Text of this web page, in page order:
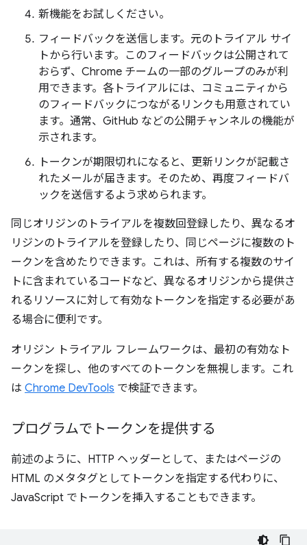
新機能をお試しください。
フィードバックを送信します。元のトライアル サイ
トから行います。このフィードバックは公開されて
おらず、Chrome チームの一部のグループのみが利
用できます。各トライアルには、コミュニティから
のフィードバックにつながるリンクも用意されてい
ます。通常、GitHub などの公開チャンネルの機能が
示されます。
トークンが期限切れになると、更新リンクが記載さ
れたメールが届きます。そのため、再度フィードバ
ックを送信するよう求められます。
同じオリジンのトライアルを複数回登録したり、異なるオ
リジンのトライアルを登録したり、同じページに複数のト
ークンを含めたりできます。これは、所有する複数のサイ
トに含まれているコードなど、異なるオリジンから提供さ
れるリソースに対して有効なトークンを指定する必要があ
る場合に便利です。
オリジン トライアル フレームワークは、最初の有効なト
ークンを探し、他のすべてのトークンを無視します。これ
は Chrome DevTools で検証できます。
プログラムでトークンを提供する
前述のように、HTTP ヘッダーとして、またはページの
HTML のメタタグとしてトークンを指定する代わりに、
JavaScript でトークンを挿入することもできます。